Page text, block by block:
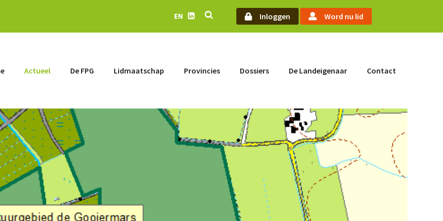
EN
Inloggen Word nu lid
Actueel De FPG Lidmaatschap Provincies Dossiers De Landeigenaar Contact